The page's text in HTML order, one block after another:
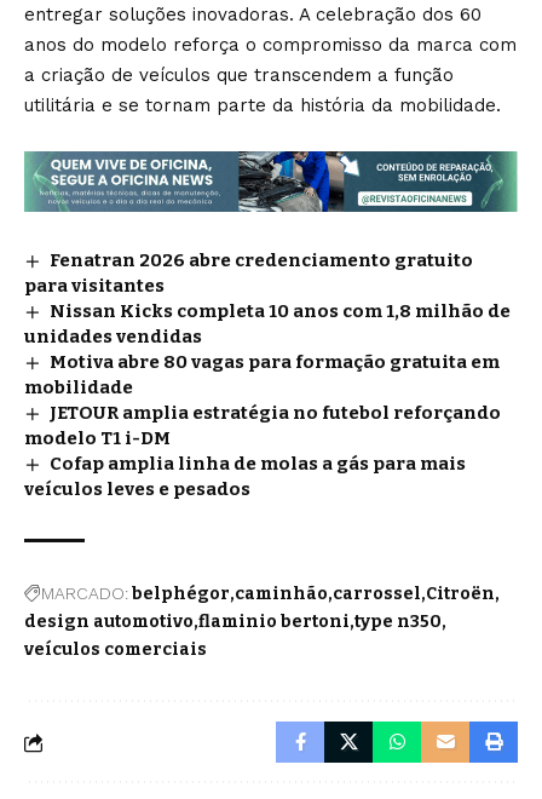
entregar soluções inovadoras. A celebração dos 60
anos do modelo reforça o compromisso da marca com
a criação de veículos que transcendem a função
utilitária e se tornam parte da história da mobilidade.
Fenatran 2026 abre credenciamento gratuito
para visitantes
Nissan Kicks completa 10 anos com 1,8 milhão de
unidades vendidas
Motiva abre 80 vagas para formação gratuita em
mobilidade
JETOUR amplia estratégia no futebol reforçando
modelo T1 i-DM
Cofap amplia linha de molas a gás para mais
veículos leves e pesados
MARCADO:belphégor caminhão carrossel Citroën
design automotivo flaminio bertoni type n350
veículos comerciais